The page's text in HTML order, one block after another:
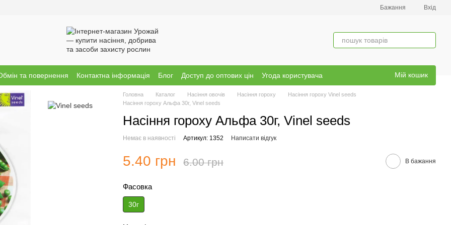
Бажання Вхід
та повернення Контактна інформація Блог Доступ до оптових цін
Угода користувача
Мій кошик
Головна Каталог Насіння овочів Насіння гороху
Насіння гороху Vinel seeds
Насіння гороху Альфа 30г, Vinel seeds
Насіння гороху Альфа 30г, Vinel seeds
Немає в наявності Артикул: 1352 Написати відгук
5.40 грн 6.00 грн В бажання
Фасовка
30г